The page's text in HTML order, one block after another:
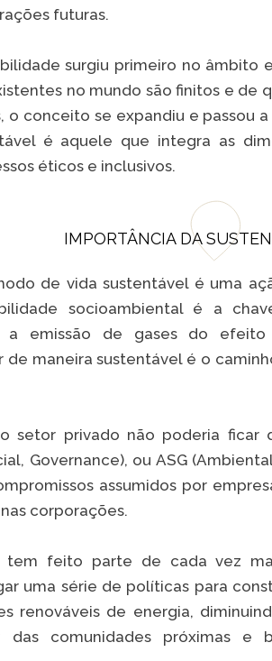
futuras.
surgiu primeiro no
no mundo são finitos e de
o conceito se expandiu e passou
é aquele que integra as
éticos e inclusivos.
IMPORTÂNCIA DA
de vida sustentável é uma
socioambiental é a
a emissão de gases do
de maneira sustentável é o
o setor privado não poderia
Governance), ou ASG
assumidos por
corporações.
tem feito parte de cada vez
uma série de políticas para
renováveis de energia,
comunidades próximas e